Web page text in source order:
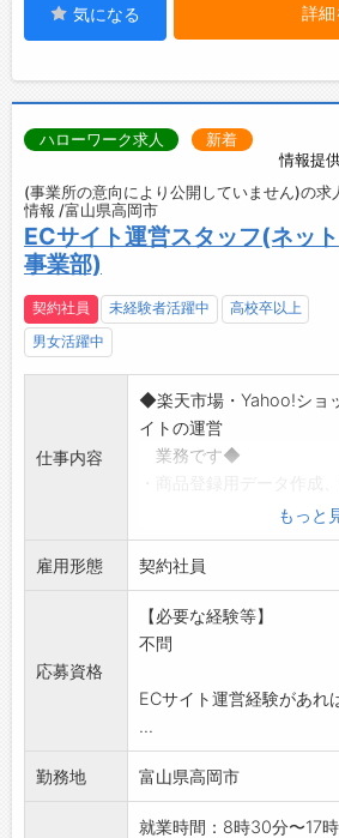
気になる 詳細
情報提
ハローワーク求人 新着
(事業所の意向により公開していません)の求
情報 /富山県高岡市
ECサイト運営スタッフ(ネット
事業部)
契約社員 未経験者活躍中
高校卒以上
男女活躍中
仕事内容
◆楽天市場・Yahoo!ショ
イトの運営
業務です◆
お客様対応、売上集計
します。
○入社後は商品知識を習
品・出荷業務も経験
していただきます。
業務を行います。
〔変更
社の定める業務〕
※入社1年後からは常用雇
もっと
雇用形態 契約社員
応募資格
【必要な経験等】
不問
ECサイト運営経験があれ
...
勤務地 富山県高岡市
就業時間：8時30分〜17